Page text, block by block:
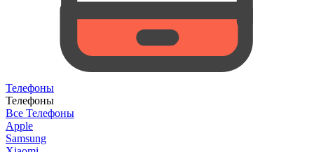
Телефоны
Телефоны
Все Телефоны
Apple
Samsung